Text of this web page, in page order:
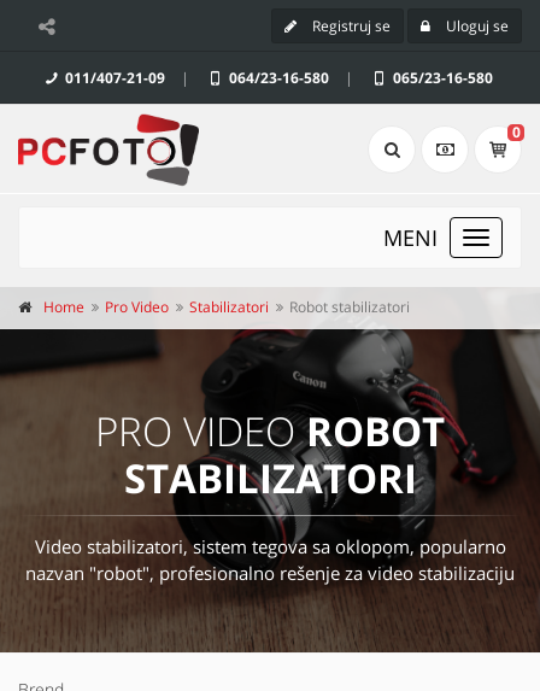
Registruj se Uloguj se
011/407-21-09 | 064/23-16-580 | 065/23-16-580
0
Toggle
MENI
Home Pro Video Stabilizatori Robot stabilizatori
PRO VIDEOROBOT
STABILIZATORI
Video stabilizatori, sistem tegova sa oklopom, popularno
nazvan "robot", profesionalno rešenje za video stabilizaciju